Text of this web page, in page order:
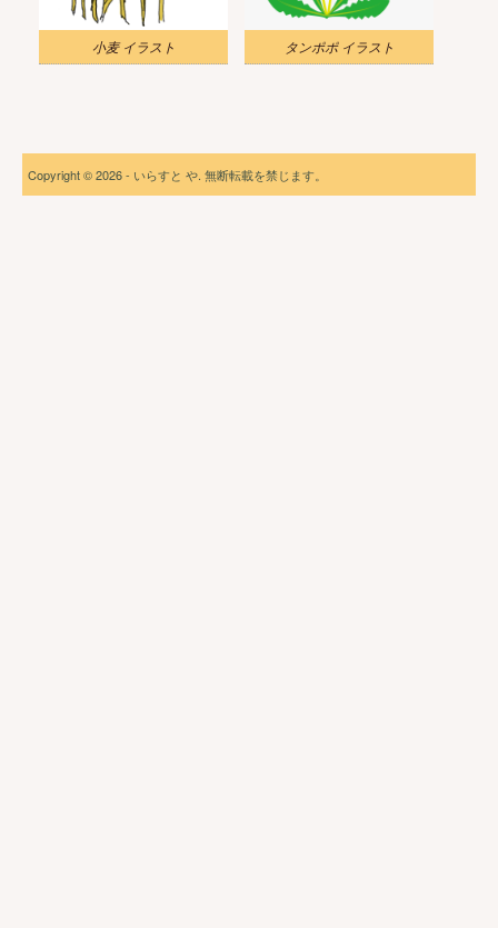
小麦 イラスト タンポポ イラスト
Copyright © 2026 - いらすと や. 無断転載を禁じます。